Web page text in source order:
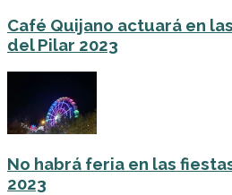
Café Quijano actuará en
del Pilar 2023
No habrá feria en las
2023